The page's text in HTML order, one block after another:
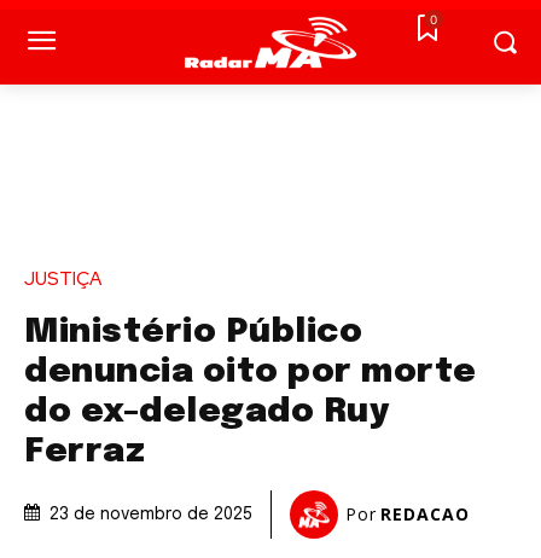
0
JUSTIÇA
Ministério Público
denuncia oito por morte
do ex-delegado Ruy
Ferraz
23 de novembro de 2025 Por REDACAO